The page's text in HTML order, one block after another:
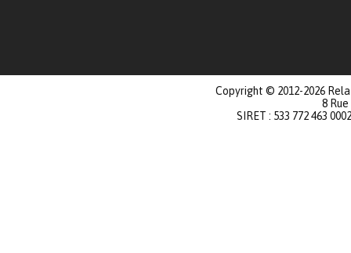
Copyright © 2012-2026
8
SIRET : 533 772 463